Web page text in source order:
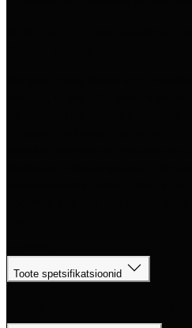
Toote spetsifikatsioonid